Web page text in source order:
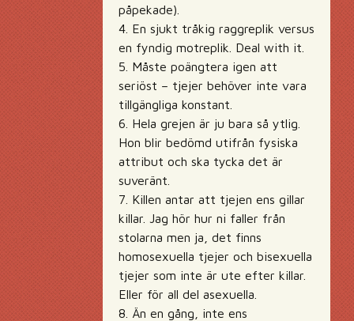
påpekade).
4. En sjukt tråkig raggreplik versus
en fyndig motreplik. Deal with it.
5. Måste poängtera igen att
seriöst – tjejer behöver inte vara
tillgängliga konstant.
6. Hela grejen är ju bara så ytlig.
Hon blir bedömd utifrån fysiska
attribut och ska tycka det är
suveränt.
7. Killen antar att tjejen ens gillar
killar. Jag hör hur ni faller från
stolarna men ja, det finns
homosexuella tjejer och bisexuella
tjejer som inte är ute efter killar.
Eller för all del asexuella.
8. Än en gång, inte ens